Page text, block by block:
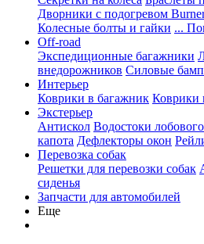
Дворники с подогревом
Колесные болты и гайки ...
Off-road
Экспедиционные багажники
внедорожников Силовые
Интерьер
Коврики в багажник Коврики
Экстерьер
Антискол Водостоки лобового
капота Дефлекторы окон
Перевозка собак
Решетки для перевозки собак
сиденья
Запчасти для автомобилей
Еще